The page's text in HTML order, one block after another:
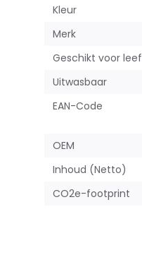
Kleur
Merk
Geschikt voor
Uitwasbaar
EAN-Code
OEM
Inhoud (Netto)
CO2e-footprint